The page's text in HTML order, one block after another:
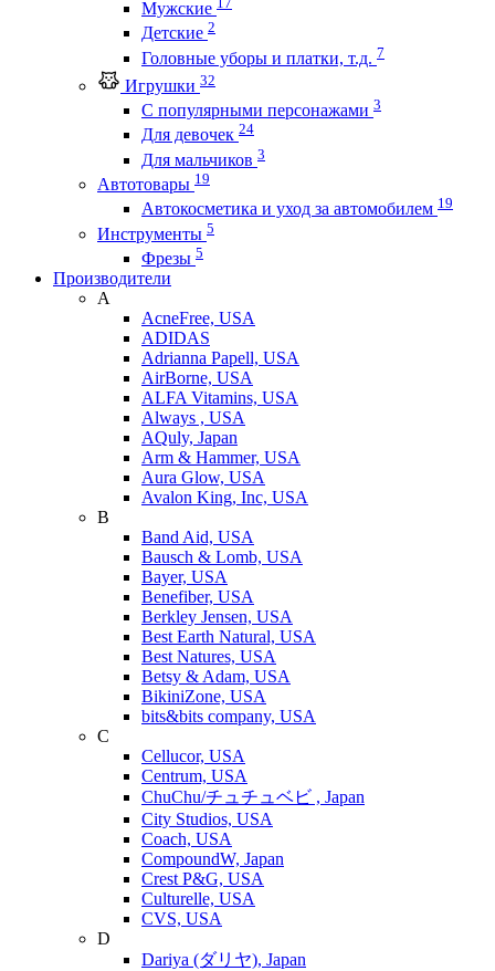
Мужские
Детские 2
Головные уборы и платки, т.д. 7
Игрушки 32
С популярными персонажами 3
Для девочек 24
Для мальчиков 3
Автотовары 19
Автокосметика и уход за автомобилем 19
Инструменты 5
Фрезы 5
Производители
A
AcneFree, USA
ADIDAS
Adrianna Papell, USA
AirBorne, USA
ALFA Vitamins, USA
Always , USA
AQuly, Japan
Arm & Hammer, USA
Aura Glow, USA
Avalon King, Inc, USA
B
Band Aid, USA
Bausch & Lomb, USA
Bayer, USA
Benefiber, USA
Berkley Jensen, USA
Best Earth Natural, USA
Best Natures, USA
Betsy & Adam, USA
BikiniZone, USA
bits&bits company, USA
C
Cellucor, USA
Centrum, USA
ChuChu/チュチュベビ , Japan
City Studios, USA
Coach, USA
CompoundW, Japan
Crest P&G, USA
Culturelle, USA
CVS, USA
D
Dariya (ダリヤ), Japan